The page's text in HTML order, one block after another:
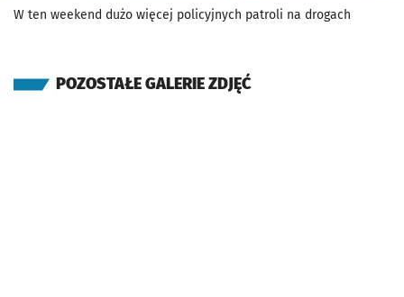
W ten weekend dużo więcej policyjnych patroli na drogach
POZOSTAŁE GALERIE ZDJĘĆ